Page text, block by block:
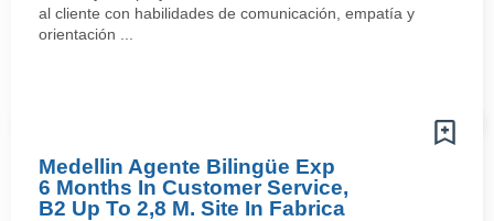
al cliente con habilidades de comunicación, empatía y
orientación ...
Medellin Agente Bilingüe Exp
6 Months In Customer Service,
B2 Up To 2,8 M. Site In Fabrica